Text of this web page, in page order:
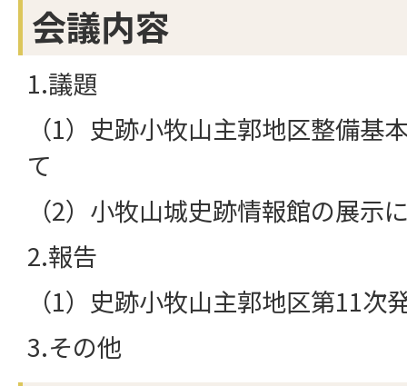
会議内容
1.議題
（1）史跡小牧山主郭地区整備基
て
（2）小牧山城史跡情報館の展示
2.報告
（1）史跡小牧山主郭地区第11次
3.その他